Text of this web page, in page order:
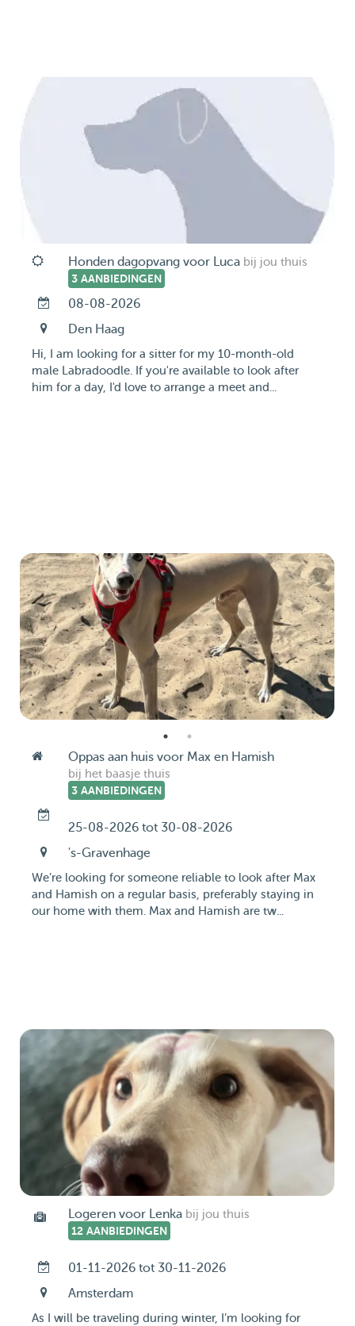
Honden dagopvang voor Luca bij jou thuis
3 AANBIEDINGEN
08-08-2026
Den Haag
Hi, I am looking for a sitter for my 10-month-old
male Labradoodle. If you're available to look after
him for a day, I'd love to arrange a meet and...
Oppas aan huis voor Max en Hamish
bij het baasje thuis
3 AANBIEDINGEN
25-08-2026 tot 30-08-2026
's-Gravenhage
We’re looking for someone reliable to look after Max
and Hamish on a regular basis, preferably staying in
our home with them. Max and Hamish are tw...
Logeren voor Lenka bij jou thuis
12 AANBIEDINGEN
01-11-2026 tot 30-11-2026
Amsterdam
As I will be traveling during winter, I’m looking for